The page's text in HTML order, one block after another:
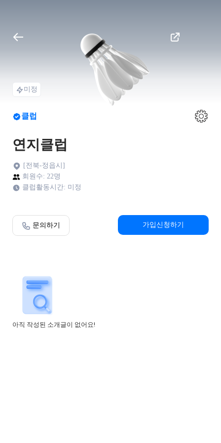
미정
클럽
연지클럽
[전북-정읍시]
회원수: 22명
클럽활동시간: 미정
문의하기 가입신청하기
아직 작성된 소개글이 없어요!